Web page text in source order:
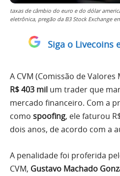
taxas de câmbio do euro e do dólar
eletrônica, pregão da B3 Stock Exchange
Siga o Livecoins
A CVM (Comissão de
R$ 403 mil um trader que
mercado financeiro. Com a
como spoofing, ele faturou
dois anos, de acordo com a
A penalidade foi proferida
CVM, Gustavo Machado